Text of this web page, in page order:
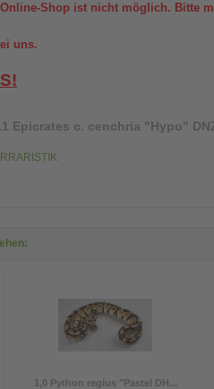
Shop ist nicht möglich. Bitte
uns.
Epicrates c. cenchria "Hypo"
1,0 Python regius "Pastel DH...